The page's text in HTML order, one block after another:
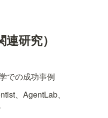
研究）
での成功事例
、AgentLab、